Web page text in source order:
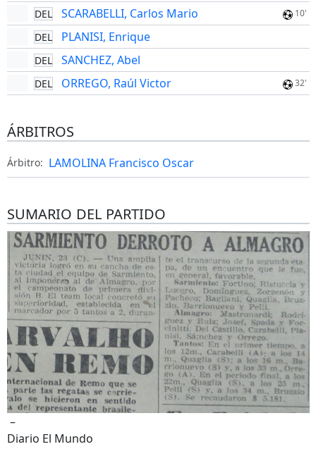
DEL SCARABELLI, Carlos Mario 10'
DEL PLANISI, Enrique
DEL SANCHEZ, Abel
DEL ORREGO, Raúl Victor 32'
ÁRBITROS
Árbitro: LAMOLINA Francisco Oscar
SUMARIO DEL PARTIDO
–
Diario El Mundo